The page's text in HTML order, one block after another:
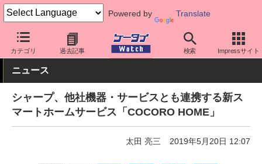
Powered by Translate
カテゴリ 過去記事 検索 Impressサイト
ケータイ Watch アプリ・サービス AI
ニュース
シャープ、他社機器・サービスとも連携する新ス
マートホームサービス「COCORO HOME」
太田 亮三 2019年5月20日 12:07